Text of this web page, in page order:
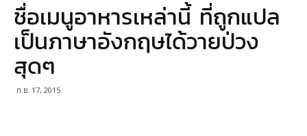
มายา
ชื่อเมนูอาหารเหล่านี้ ที่ถูกแปล
เป็นภาษาอังกฤษได้วายป่วง
สุดๆ
ก.ย. 17, 2015